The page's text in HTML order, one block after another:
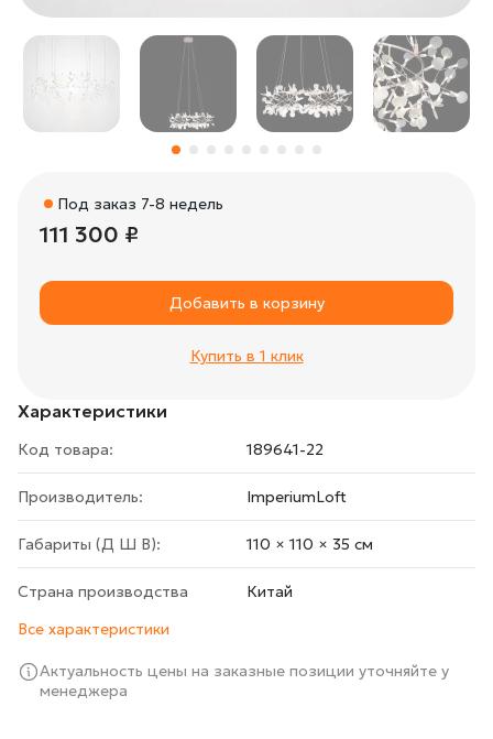
Характеристики
Код товара: 189641-22
Производитель: ImperiumLoft
Габариты (Д Ш В): 110 × 110 × 35 cм
Страна производства
Китай
Все характеристики
Актуальность цены на заказные позиции уточняйте у
менеджера
Под заказ 7-8 недель
111 300 ₽
Добавить в корзину
Купить в 1 клик